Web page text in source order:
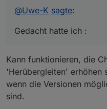
Ich hatte
Upgrade auf
Ich meinte nur das
Gedacht hatte ich :
Altsystem PI
alle
etc auf
neues System
aufsetzen
@Uwe-K sagte:
Gedacht hatte ich :
Kann funktionieren, die
'Herübergleiten' erhöhen
wenn die Versionen
sind.